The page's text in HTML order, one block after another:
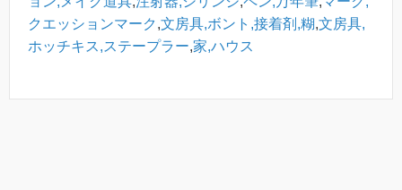
クエッションマーク ,文房具,ボント,接着剤,糊,文房具,
ホッチキス,ステープラー,家,ハウス